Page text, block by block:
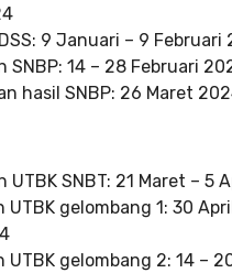
9 Januari – 9 Februari
SNBP: 14 – 28 Februari
hasil SNBP: 26 Maret
UTBK SNBT: 21 Maret – 5
UTBK gelombang 1: 30
UTBK gelombang 2: 14 –